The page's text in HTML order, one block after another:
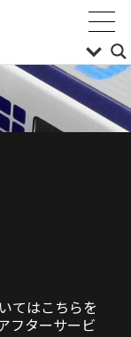
てはこちらを
フターサービ